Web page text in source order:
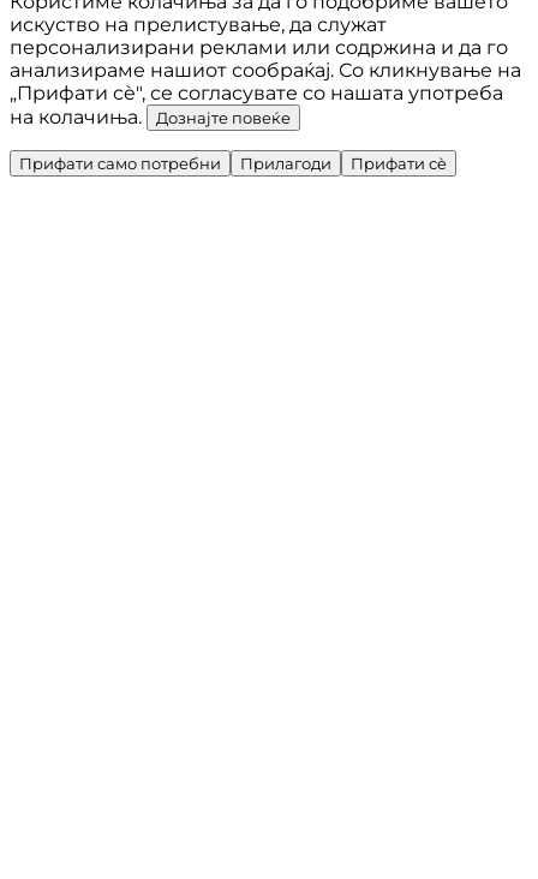
искуство на прелистување, да служат
персонализирани реклами или содржина и да го
анализираме нашиот сообраќај. Со кликнување на
„Прифати сè", се согласувате со нашата употреба
на колачиња.
Дознајте повеќе
Прифати само потребни Прилагоди Прифати сè